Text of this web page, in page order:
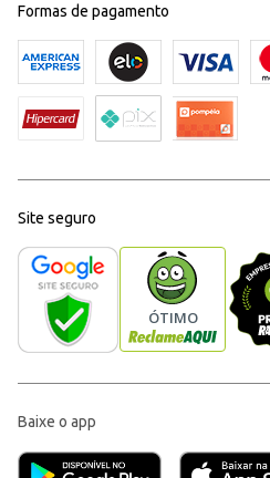
Formas de pagamento
Site seguro
Baixe o app